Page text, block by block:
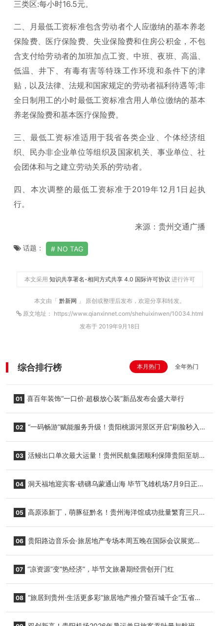
三类区:每小时16.5元。
二、月最低工资标准包含劳动者个人应缴纳的基本养老
保险费、医疗保险费、失业保险费和住房公积金，不包
含支付给劳动者的加班加点工资、中班、夜班、高温、
低温、井下、有毒有害等特珠工作环境和条件下的津
贴，以及法律、法规和国家规定的劳动者福利待遇等;非
全日制用工的小时最低工资标准含用人单位缴纳的基本
养老保险费和基本医疗保险费。
三、最低工资标准适用于我省各类企业、个体经济组
织、民办非企业单位等组织及国家机关、事业单位、社
会团体和与之建立劳动关系的劳动者。
四、本次调整的最低工资标准于2019年12月1日起执
行。
来源：贵州交通广播
话题： NO TAG
本文采用 知识共享署名-相同方式共享 4.0 国际许可协议 进行许可
本文由「 黔新网 」 原创或整理后发布，欢迎分享和转发。
原文地址： https://www.qianxinnet.com/shehuixinwen/10034.html
发布于 2019年9月18日
综合排行榜 本月热门 全年热门
01 喜百年装饰“一口价·超极放心装”新品发布会盛大举行
02 “一码畅游”赋能服务升级！贵阳桃源河景区开启“刷脸秒入
03 活鳗出口单次最大运量！贵州民航集团顺利保障贵阳至胡
04 洞天福地迎宾客·磅礴乌蒙通山海 毕节飞雄机场7月9日正式
05 高原添新丁，萌豚征黔名！贵州海洋馆成功批量繁育三只
06 贵阳路边音乐会·旅居地产专场本周五晚在国际会议展览中
07 “凉资源”变“热经济”，毕节文旅暑期经营创开门红
08 “旅居到贵州·生活更多彩”旅居地产推介暨百城千企“五省